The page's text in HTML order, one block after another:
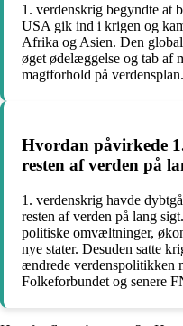
1. verdenskrig begyndte at
USA gik ind i krigen og
Afrika og Asien. Den
øget ødelæggelse og tab af
magtforhold på verdensplan.
Hvordan påvirkede
resten af verden på
1. verdenskrig havde
resten af verden på lang
politiske omvæltninger,
nye stater. Desuden satte
ændrede verdenspolitikken
Folkeforbundet og senere